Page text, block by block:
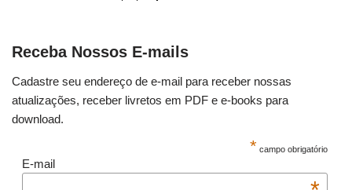
Receba Nossos E-mails
Cadastre seu endereço de e-mail para receber nossas
atualizações, receber livretos em PDF e e-books para
download.
* campo obrigatório
E-mail